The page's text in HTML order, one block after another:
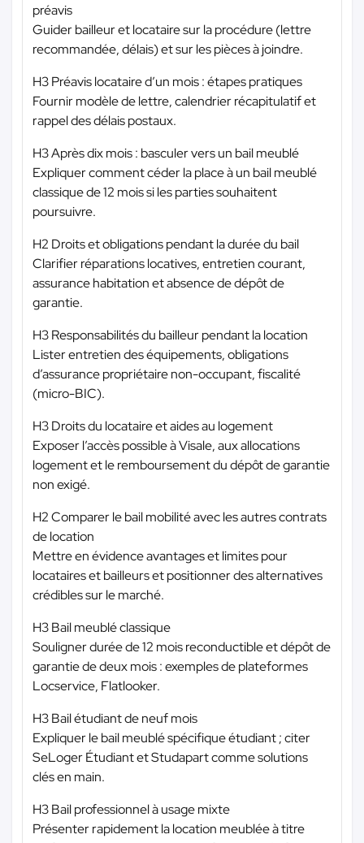
préavis
Guider bailleur et locataire sur la procédure (lettre
recommandée, délais) et sur les pièces à joindre.
H3 Préavis locataire d’un mois : étapes pratiques
Fournir modèle de lettre, calendrier récapitulatif et
rappel des délais postaux.
H3 Après dix mois : basculer vers un bail meublé
Expliquer comment céder la place à un bail meublé
classique de 12 mois si les parties souhaitent
poursuivre.
H2 Droits et obligations pendant la durée du bail
Clarifier réparations locatives, entretien courant,
assurance habitation et absence de dépôt de
garantie.
H3 Responsabilités du bailleur pendant la location
Lister entretien des équipements, obligations
d’assurance propriétaire non-occupant, fiscalité
(micro-BIC).
H3 Droits du locataire et aides au logement
Exposer l’accès possible à Visale, aux allocations
logement et le remboursement du dépôt de garantie
non exigé.
H2 Comparer le bail mobilité avec les autres contrats
de location
Mettre en évidence avantages et limites pour
locataires et bailleurs et positionner des alternatives
crédibles sur le marché.
H3 Bail meublé classique
Souligner durée de 12 mois reconductible et dépôt de
garantie de deux mois : exemples de plateformes
Locservice, Flatlooker.
H3 Bail étudiant de neuf mois
Expliquer le bail meublé spécifique étudiant ; citer
SeLoger Étudiant et Studapart comme solutions
clés en main.
H3 Bail professionnel à usage mixte
Présenter rapidement la location meublée à titre